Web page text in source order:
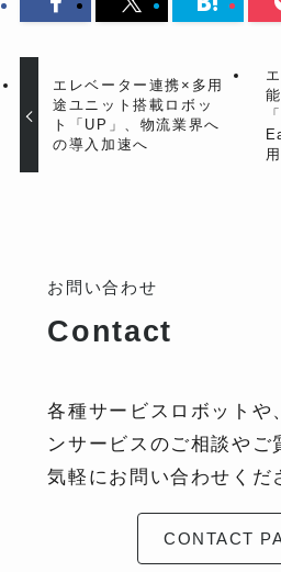
エレベーター連携×多用
途ユニット搭載ロボッ
ト「UP」、物流業界へ
の導入加速へ
用
お問い合わせ
Contact
各種サービスロボットや
ンサービスのご相談やご
気軽にお問い合わせくだ
CONTACT